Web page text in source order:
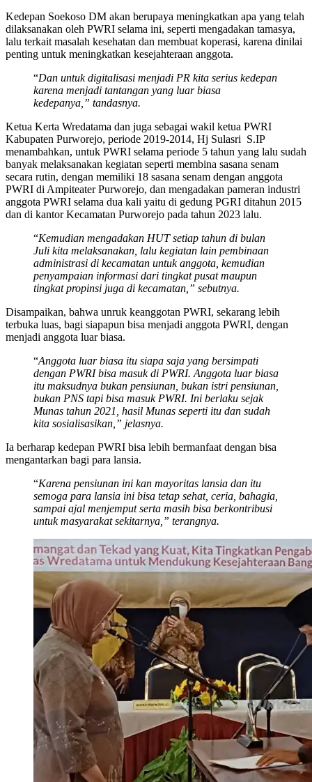
Kedepan Soekoso DM akan berupaya meningkatkan apa yang telah
dilaksanakan oleh PWRI selama ini, seperti mengadakan tamasya,
lalu terkait masalah kesehatan dan membuat koperasi, karena dinilai
penting untuk meningkatkan kesejahteraan anggota.
“Dan untuk digitalisasi menjadi PR kita serius kedepan
karena menjadi tantangan yang luar biasa
kedepanya,” tandasnya.
Ketua Kerta Wredatama dan juga sebagai wakil ketua PWRI
Kabupaten Purworejo, periode 2019-2014, Hj Sulasri S.IP
menambahkan, untuk PWRI selama periode 5 tahun yang lalu sudah
banyak melaksanakan kegiatan seperti membina sasana senam
secara rutin, dengan memiliki 18 sasana senam dengan anggota
PWRI di Ampiteater Purworejo, dan mengadakan pameran industri
anggota PWRI selama dua kali yaitu di gedung PGRI ditahun 2015
dan di kantor Kecamatan Purworejo pada tahun 2023 lalu.
“Kemudian mengadakan HUT setiap tahun di bulan
Juli kita melaksanakan, lalu kegiatan lain pembinaan
administrasi di kecamatan untuk anggota, kemudian
penyampaian informasi dari tingkat pusat maupun
tingkat propinsi juga di kecamatan,” sebutnya.
Disampaikan, bahwa unruk keanggotan PWRI, sekarang lebih
terbuka luas, bagi siapapun bisa menjadi anggota PWRI, dengan
menjadi anggota luar biasa.
“Anggota luar biasa itu siapa saja yang bersimpati
dengan PWRI bisa masuk di PWRI. Anggota luar biasa
itu maksudnya bukan pensiunan, bukan istri pensiunan,
bukan PNS tapi bisa masuk PWRI. Ini berlaku sejak
Munas tahun 2021, hasil Munas seperti itu dan sudah
kita sosialisasikan,” jelasnya.
Ia berharap kedepan PWRI bisa lebih bermanfaat dengan bisa
mengantarkan bagi para lansia.
“Karena pensiunan ini kan mayoritas lansia dan itu
semoga para lansia ini bisa tetap sehat, ceria, bahagia,
sampai ajal menjemput serta masih bisa berkontribusi
untuk masyarakat sekitarnya,” terangnya.